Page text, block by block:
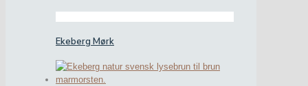
Ekeberg Mørk